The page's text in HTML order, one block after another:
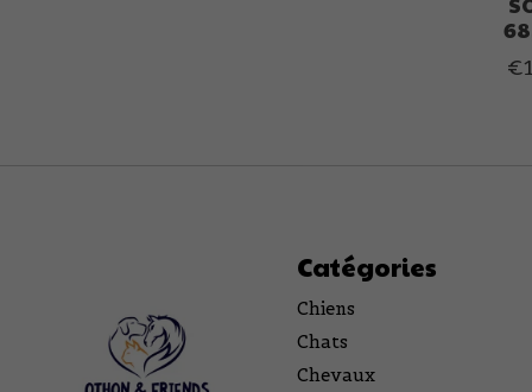
Catégories
Chiens
Chats
Chevaux